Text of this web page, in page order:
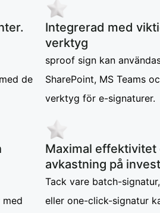
de
Integrerad med
verktyg
sproof sign kan
SharePoint, MS Teams
verktyg för e-signaturer.
Maximal effektivitet
avkastning på
Tack vare batch-
eller one-click-signatur